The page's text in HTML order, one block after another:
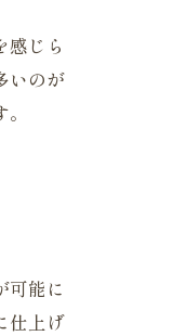
じら
いのが
可能に
仕上げ